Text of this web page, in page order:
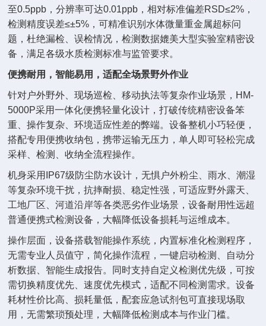
至0.5ppb，分辨率可达0.01ppb，相对标准偏差RSD≤2%，
检测精度误差≤±5%，可精准识别水体微量重金属超标问
题，杜绝漏检、误检情况，检测数据媲美大型实验室精密设
备，满足各级水质检测标准与监管要求。
便携耐用，智能易用，适配全场景野外作业
针对户外野外、现场巡检、移动执法等复杂作业场景，HM-
5000P采用一体化便携轻量化设计，打破传统精密设备笨
重、操作复杂、环境适应性差的弊端。设备整机小巧轻便，
搭配专用便携收纳包，携带运输无压力，单人即可轻松完成
采样、检测、收纳全流程操作。
机身采用IP67级防尘防水设计，无惧户外粉尘、雨水、潮湿
等复杂环境干扰，抗摔耐损、稳定性强，可适应野外露天、
工地厂区、河道沿岸等各类恶劣作业场景，设备耐用性远超
普通便携式检测设备，大幅降低设备损耗与运维成本。
操作层面，设备搭载智能操作系统，内置标准化检测程序，
无需专业人员值守，简化操作流程，一键启动检测、自动分
析数据、智能生成报告。同时支持自定义检测优先级，可按
需切换精度优先、速度优先模式，适配不同检测需求。设备
耗材性价比高、损耗量低，配套应急试剂包可直接现场取
用，无需繁琐预处理，大幅降低检测成本与作业门槛。